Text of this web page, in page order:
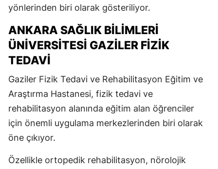
yönlerinden biri olarak gösteriliyor.
ANKARA SAĞLIK BILIMLERI
ÜNIVERSITESI GAZILER FIZIK
TEDAVI
Gaziler Fizik Tedavi ve Rehabilitasyon Eğitim ve
Araştırma Hastanesi, fizik tedavi ve
rehabilitasyon alanında eğitim alan öğrenciler
için önemli uygulama merkezlerinden biri olarak
öne çıkıyor.
Özellikle ortopedik rehabilitasyon, nörolojik